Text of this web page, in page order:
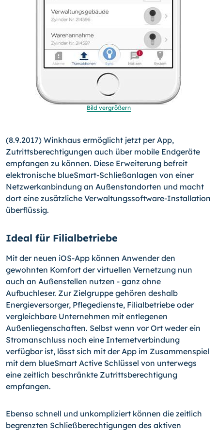
Bild vergrößern
(8.9.2017) Winkhaus ermöglicht jetzt per App,
Zutrittsberechtigungen auch über mobile Endgeräte
empfangen zu können. Diese Erweiterung befreit
elektronische blue­Smart-Schließanlagen von einer
Netzwerkanbindung an Außenstandorten und macht
dort eine zusätzliche Ver­wal­tungssoftware-Installation
überflüssig.
Ideal für Filialbetriebe
Mit der neuen iOS-App können Anwender den
gewohnten Komfort der virtuellen Vernetzung nun
auch an Außenstellen nutzen - ganz ohne
Aufbuchleser. Zur Zielgruppe gehören deshalb
Energieversorger, Pflegedienste, Filialbetriebe oder
vergleichbare Unternehmen mit entlegenen
Außenliegenschaften. Selbst wenn vor Ort weder ein
Stromanschluss noch eine Internetverbindung
verfügbar ist, lässt sich mit der App im Zusammenspiel
mit dem blueSmart Active Schlüssel von unterwegs
eine zeitlich beschränkte Zutrittsberechtigung
empfangen.
Ebenso schnell und unkompliziert können die zeitlich
begrenzten Schließberechtigungen des aktiven